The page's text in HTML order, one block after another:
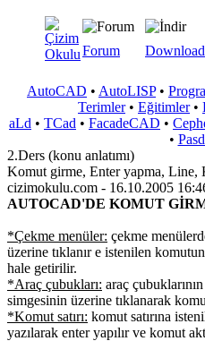
Forum Download
AutoCAD • AutoLISP•
Terimler• Eğitimler•
aLd • TCad • FacadeCAD •
•
2.Ders (konu anlatımı)
Komut girme, Enter yapma, Line,
cizimokulu.com - 16.10.2005
AUTOCAD'DE KOMUT
*Çekme menüler: çekme
üzerine tıklanır e istenilen
hale getirilir.
*Araç çubukları: araç
simgesinin üzerine tıklanarak
*Komut satırı: komut satırına
yazılarak enter yapılır ve komut